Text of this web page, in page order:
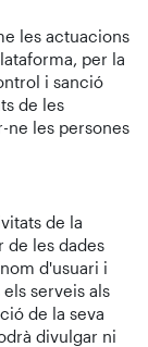
les actuacions
per la
i sanció
de les
ne les persones
de la
de les dades
d'usuari i
serveis als
de la seva
divulgar ni